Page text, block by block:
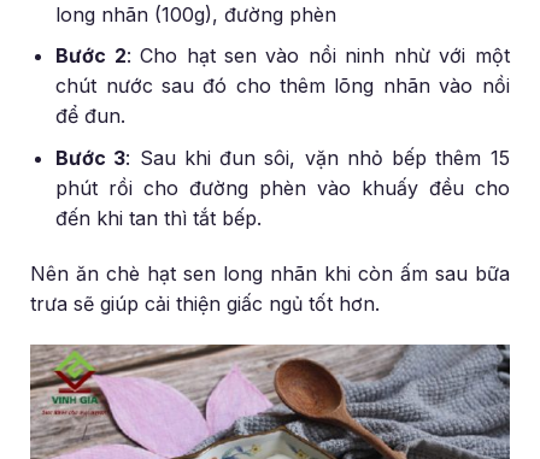
long nhãn (100g), đường phèn
Bước 2: Cho hạt sen vào nồi ninh nhừ với một
chút nước sau đó cho thêm lõng nhãn vào nồi
để đun.
Bước 3: Sau khi đun sôi, vặn nhỏ bếp thêm 15
phút rồi cho đường phèn vào khuấy đều cho
đến khi tan thì tắt bếp.
Nên ăn chè hạt sen long nhãn khi còn ấm sau bữa
trưa sẽ giúp cải thiện giấc ngủ tốt hơn.